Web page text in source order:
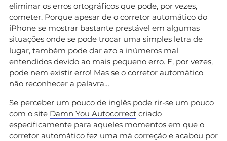
eliminar os erros ortográficos que pode, por vezes,
cometer. Porque apesar de o corretor automático do
iPhone se mostrar bastante prestável em algumas
situações onde se pode trocar uma simples letra de
lugar, também pode dar azo a inúmeros mal
entendidos devido ao mais pequeno erro. E, por vezes,
pode nem existir erro! Mas se o corretor automático
não reconhecer a palavra…
Se perceber um pouco de inglês pode rir-se um pouco
com o site Damn You Autocorrect criado
especificamente para aqueles momentos em que o
corretor automático fez uma má correção e acabou por